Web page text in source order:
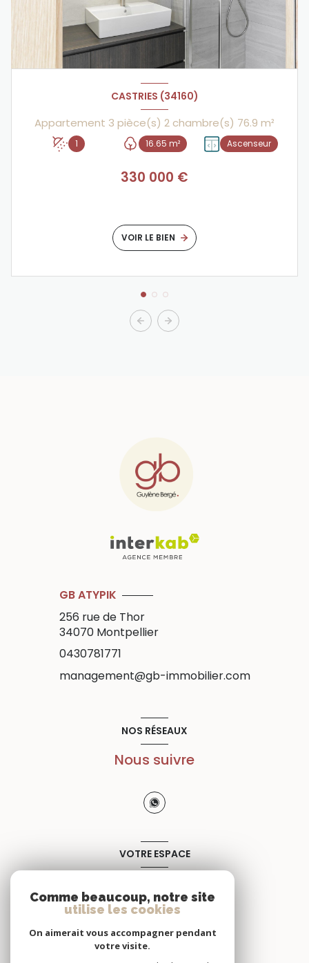
CASTRIES (34160)
Appartement 3 pièce(s) 2 chambre(s) 76.9 m²
1 16.65 m² Ascenseur
330 000 €
VOIR LE BIEN
GB ATYPIK
256 rue de Thor
34070 Montpellier
0430781771
management@gb-immobilier.com
NOS RÉSEAUX
Nous suivre
VOTRE ESPACE
SE CONNECTER
Comme beaucoup, notre site
utilise les cookies
On aimerait vous accompagner pendant
votre visite.